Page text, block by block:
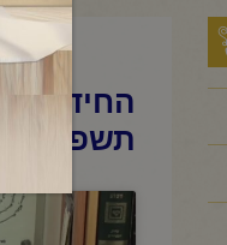
החיד"א -
תשפ"ה